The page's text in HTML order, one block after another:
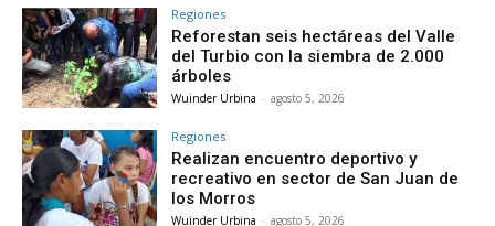
Regiones
Reforestan seis hectáreas del Valle
del Turbio con la siembra de 2.000
árboles
Wuinder Urbina - agosto 5, 2026
Regiones
Realizan encuentro deportivo y
recreativo en sector de San Juan de
los Morros
Wuinder Urbina - agosto 5, 2026